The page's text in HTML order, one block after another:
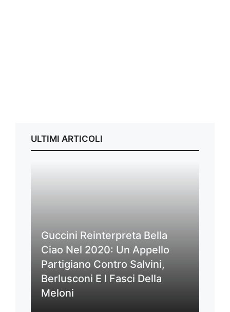
ULTIMI ARTICOLI
Guccini Reinterpreta Bella
Ciao Nel 2020: Un Appello
Partigiano Contro Salvini,
Berlusconi E I Fasci Della
Meloni